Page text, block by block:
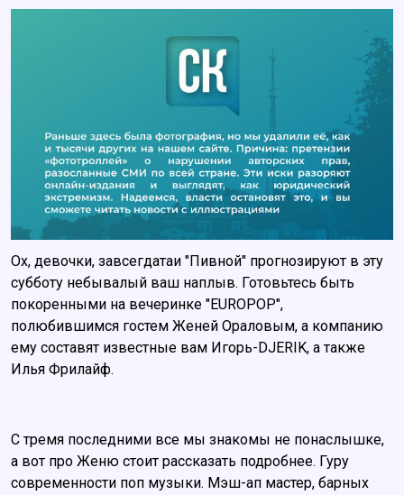
Ох, девочки, завсегдатаи "Пивной" прогнозируют в эту
субботу небывалый ваш наплыв. Готовьтесь быть
покоренными на вечеринке "EUROPOP",
полюбившимся гостем Женей Ораловым, а компанию
ему составят известные вам Игорь-DJERIK, а также
Илья Фрилайф.
С тремя последними все мы знакомы не понаслышке,
а вот про Женю стоит рассказать подробнее. Гуру
современности поп музыки. Мэш-ап мастер, барных